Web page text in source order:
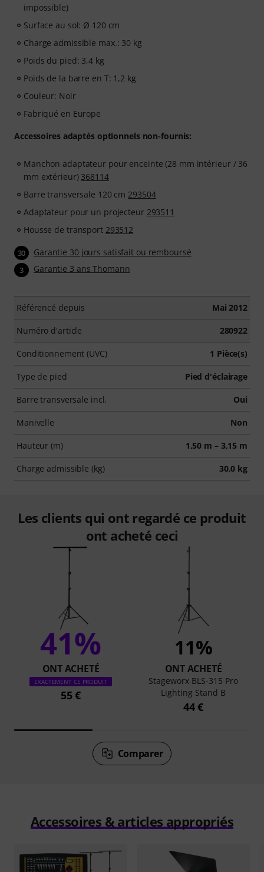
impossible)
Surface au sol: Ø 120 cm
Charge admissible max.: 30 kg
Poids du pied: 3,4 kg
Poids de la barre en T: 1,2 kg
Couleur: Noir
Fabriqué en Europe
Accessoires adaptés optionnels non-fournis:
Manchon adaptateur pour enceinte (28 mm intérieur / 36
mm extérieur) 368114
Barre transversale 120 cm 293504
Adaptateur pour un projecteur 293511
Housse de transport 293512
30 Garantie 30 jours satisfait ou remboursé
3 Garantie 3 ans Thomann
Référencé depuis Mai 2012
Numéro d'article 280922
Conditionnement (UVC) 1 Pièce(s)
Type de pied Pied d'éclairage
Barre transversale incl. Oui
Manivelle Non
Hauteur (m) 1,50 m – 3,15 m
Charge admissible (kg) 30,0 kg
Les clients qui ont regardé ce produit
ont acheté ceci
41%
ONT ACHETÉ
EXACTEMENT CE PRODUIT
55 €
11%
ONT ACHETÉ
Stageworx BLS-315 Pro
Lighting Stand B
44 €
Comparer
Accessoires & articles appropriés